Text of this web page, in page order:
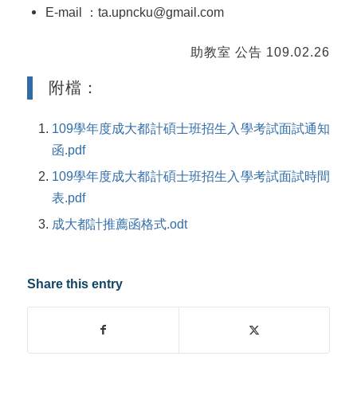
E-mail ：ta.upncku@gmail.com
助教室 公告 109.02.26
附檔：
109學年度成大都計碩士班招生入學考試面試通知
函.pdf
109學年度成大都計碩士班招生入學考試面試時間
表.pdf
成大都計推薦函格式.odt
Share this entry